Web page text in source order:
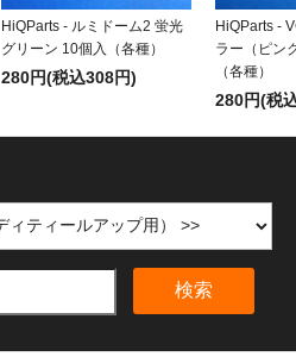
HiQParts - ルミドーム2 蛍光
グリーン 10個入（各種）
280円(税込308円)
HiQParts -
ラー（ピン
（各種）
280円(税
検索